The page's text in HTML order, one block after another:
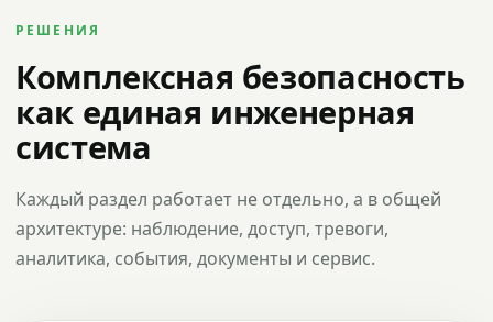
РЕШЕНИЯ
Комплексная безопасность
как единая инженерная
система
Каждый раздел работает не отдельно, а в общей
архитектуре: наблюдение, доступ, тревоги,
аналитика, события, документы и сервис.